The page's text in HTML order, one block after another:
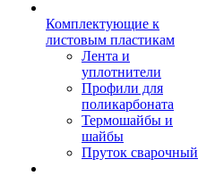
Комплектующие к
листовым пластикам
Лента и
уплотнители
Профили для
поликарбоната
Термошайбы и
шайбы
Пруток сварочный